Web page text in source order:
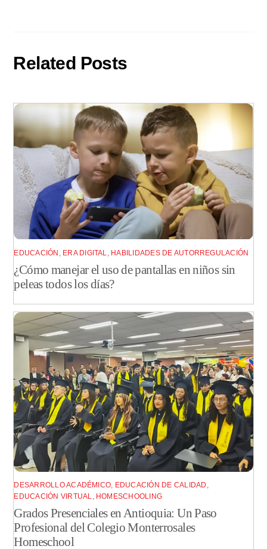
Related Posts
EDUCACIÓN ERA DIGITAL HABILIDADES DE AUTORREGULACIÓN
¿Cómo manejar el uso de pantallas en niños sin
peleas todos los días?
DESARROLLO ACADÉMICO, EDUCACIÓN DE CALIDAD ,
EDUCACIÓN VIRTUAL, HOMESCHOOLING
Grados Presenciales en Antioquia: Un Paso
Profesional del Colegio Monterrosales
Homeschool